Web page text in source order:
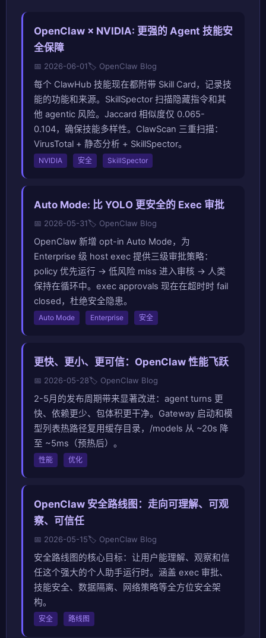
OpenClaw × NVIDIA: 更强的 Agent 技能安
全保障
📅 2026-06-01🏷️ OpenClaw Blog
每个 ClawHub 技能现在都附带 Skill Card，记录技
能的功能和来源。SkillSpector 扫描隐藏指令和其
他 agentic 风险。Jaccard 相似度仅 0.065-
0.104，确保技能多样性。ClawScan 三重扫描：
VirusTotal + 静态分析 + SkillSpector。
NVIDIA 安全 SkillSpector
Auto Mode: 比 YOLO 更安全的 Exec 审批
📅 2026-05-31🏷️ OpenClaw Blog
OpenClaw 新增 opt-in Auto Mode，为
Enterprise 级 host exec 提供三级审批策略：
policy 优先运行 → 低风险 miss 进入审核 → 人类
保持在循环中。exec approvals 现在在超时时 fail
closed，杜绝安全隐患。
Auto Mode Enterprise 安全
更快、更小、更可信：OpenClaw 性能飞跃
📅 2026-05-28🏷️ OpenClaw Blog
2-5月的发布周期带来显著改进：agent turns 更
快、依赖更少、包体积更干净。Gateway 启动和模
型列表热路径复用缓存目录，/models 从 ~20s 降
至 ~5ms（预热后）。
性能 优化
OpenClaw 安全路线图：走向可理解、可观
察、可信任
📅 2026-05-15🏷️ OpenClaw Blog
安全路线图的核心目标：让用户能理解、观察和信
任这个强大的个人助手运行时。涵盖 exec 审批、
技能安全、数据隔离、网络策略等全方位安全架
构。
安全 路线图